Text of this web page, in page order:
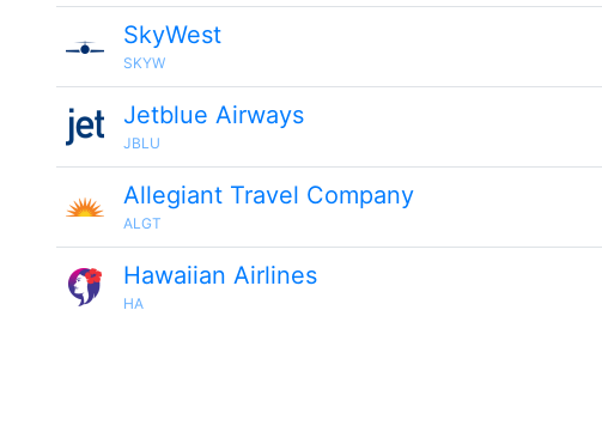
SkyWest
SKYW
Jetblue Airways
JBLU
Allegiant Travel Company
ALGT
Hawaiian Airlines
HA